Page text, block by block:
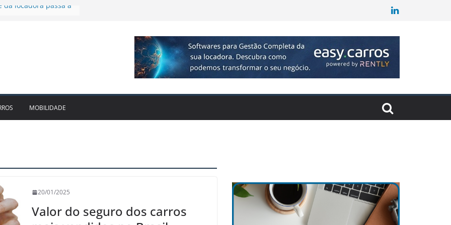
leva Localiza
novo modelo de
e fragilidades da
MOBILIDADE
20/01/2025
Valor do seguro dos carros